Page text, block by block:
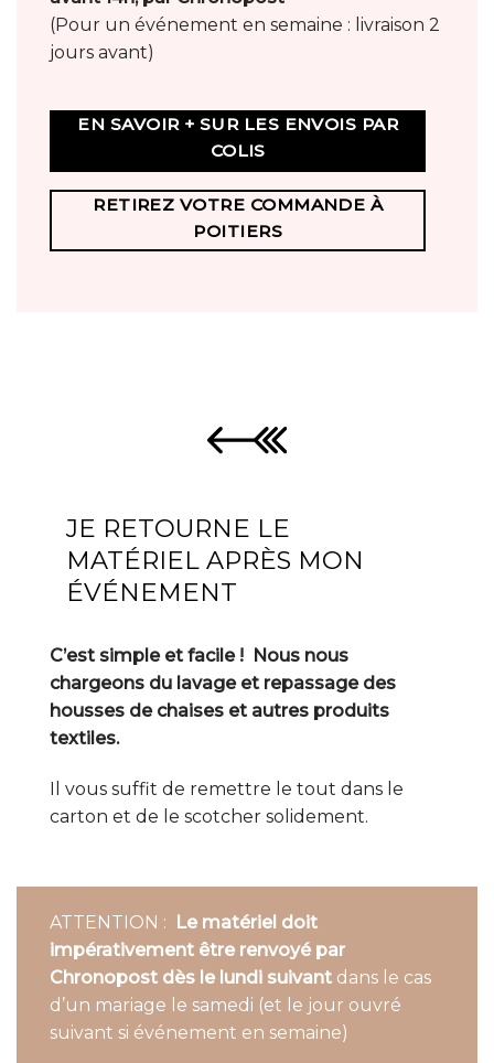
(Pour un événement en semaine : livraison 2
jours avant)
EN SAVOIR + SUR LES ENVOIS PAR
COLIS
RETIREZ VOTRE COMMANDE À
POITIERS
JE RETOURNE LE
MATÉRIEL APRÈS MON
ÉVÉNEMENT
C’est simple et facile ! Nous nous
chargeons du lavage et repassage des
housses de chaises et autres produits
textiles.
Il vous suffit de remettre le tout dans le
carton et de le scotcher solidement.
ATTENTION : Le matériel doit
impérativement être renvoyé par
Chronopost dès le lundi suivant dans le cas
d’un mariage le samedi (et le jour ouvré
suivant si événement en semaine)